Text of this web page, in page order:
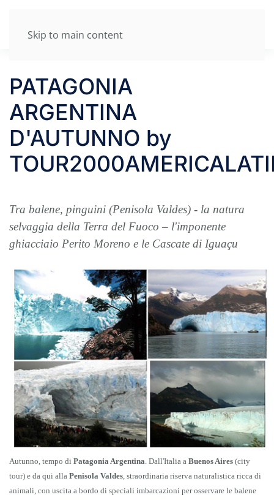
Skip to main content
PATAGONIA
ARGENTINA
D'AUTUNNO by
Tra balene, pinguini (Penisola Valdes) - la natura
selvaggia della Terra del Fuoco – l'imponente
ghiacciaio Perito Moreno e le Cascate di Iguaçu
Autunno, tempo di Patagonia Argentina. Dall'Italia a Buenos Aires (city
tour) e da qui alla Penisola Valdes, straordinaria riserva naturalistica ricca di
animali, con uscita a bordo di speciali imbarcazioni per osservare le balene